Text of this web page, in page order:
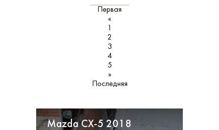
Первая
«
2
3
4
5
»
Последняя
Mazda CX-5 2018